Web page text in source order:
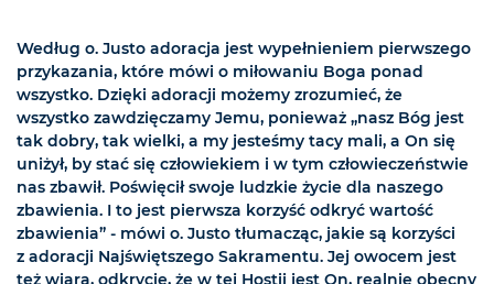
Według o. Justo adoracja jest wypełnieniem pierwszego
przykazania, które mówi o miłowaniu Boga ponad
wszystko. Dzięki adoracji możemy zrozumieć, że
wszystko zawdzięczamy Jemu, ponieważ „nasz Bóg jest
tak dobry, tak wielki, a my jesteśmy tacy mali, a On się
uniżył, by stać się człowiekiem i w tym człowieczeństwie
nas zbawił. Poświęcił swoje ludzkie życie dla naszego
zbawienia. I to jest pierwsza korzyść odkryć wartość
zbawienia” - mówi o. Justo tłumacząc, jakie są korzyści
z adoracji Najświętszego Sakramentu. Jej owocem jest
też wiara, odkrycie, że w tej Hostii jest On, realnie obecny